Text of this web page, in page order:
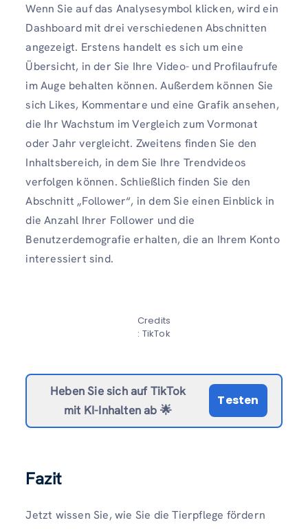
Wenn Sie auf das Analysesymbol klicken, wird ein
Dashboard mit drei verschiedenen Abschnitten
angezeigt. Erstens handelt es sich um eine
Übersicht, in der Sie Ihre Video- und Profilaufrufe
im Auge behalten können. Außerdem können Sie
sich Likes, Kommentare und eine Grafik ansehen,
die Ihr Wachstum im Vergleich zum Vormonat
oder Jahr vergleicht. Zweitens finden Sie den
Inhaltsbereich, in dem Sie Ihre Trendvideos
verfolgen können. Schließlich finden Sie den
Abschnitt „Follower“, in dem Sie einen Einblick in
die Anzahl Ihrer Follower und die
Benutzerdemografie erhalten, die an Ihrem Konto
interessiert sind.
Credits
: TikTok
Heben Sie sich auf TikTok
mit KI-Inhalten ab 🌟
Testen
Fazit
Jetzt wissen Sie, wie Sie die Tierpflege fördern